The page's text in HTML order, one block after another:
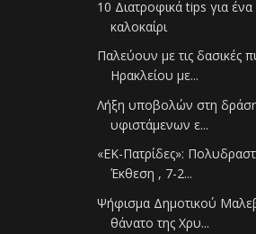
10 Διατροφικά tips για ένα
καλοκαίρι
Παλεύουν με τις δασικές
Ηρακλείου με...
Λήξη υποβολών στη
υφιστάμενων ε...
«ΕΚ-Πατρίδες»:
Έκθεση , 7-2...
Ψήφισμα Δημοτικού
θάνατο της Χρυ...